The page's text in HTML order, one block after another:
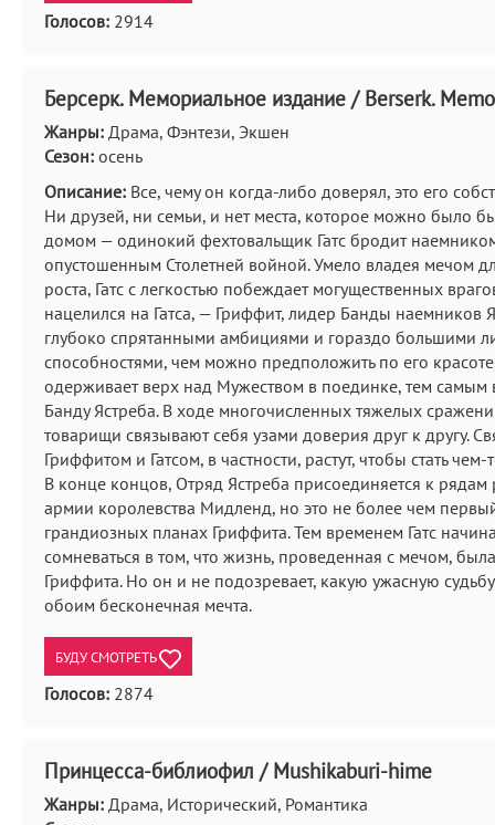
Голосов: 2914
Берсерк. Мемориальное издание / Berserk.
Жанры: Драма, Фэнтези, Экшен
Сезон: осень
Описание: Все, чему он когда-либо доверял, это его
Ни друзей, ни семьи, и нет места, которое можно было
домом — одинокий фехтовальщик Гатс бродит
опустошенным Столетней войной. Умело владея мечом
роста, Гатс с легкостью побеждает могущественных
нацелился на Гатса, — Гриффит, лидер Банды наемников
глубоко спрятанными амбициями и гораздо большими
способностями, чем можно предположить по его
одерживает верх над Мужеством в поединке, тем самым
Банду Ястреба. В ходе многочисленных тяжелых
товарищи связывают себя узами доверия друг к другу.
Гриффитом и Гатсом, в частности, растут, чтобы стать
В конце концов, Отряд Ястреба присоединяется к рядам
армии королевства Мидленд, но это не более чем
грандиозных планах Гриффита. Тем временем Гатс
сомневаться в том, что жизнь, проведенная с мечом,
Гриффита. Но он и не подозревает, какую ужасную
обоим бесконечная мечта.
БУДУ СМОТРЕТЬ
Голосов: 2874
Принцесса-библиофил / Mushikaburi-hime
Жанры: Драма, Исторический, Романтика